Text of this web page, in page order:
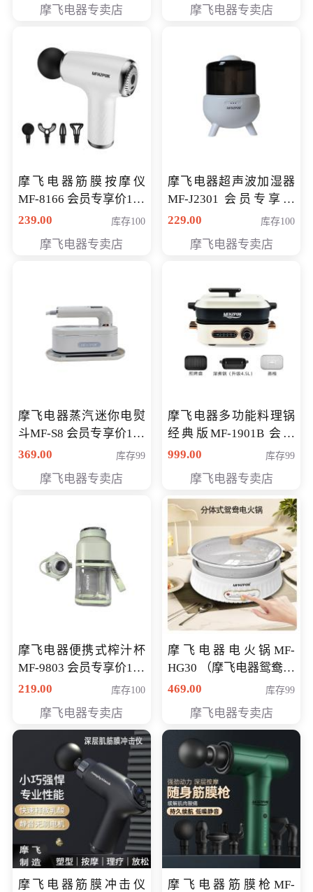
摩飞电器专卖店 摩飞电器专卖店
摩飞电器筋膜按摩仪
MF-8166 会员专享价168
元
239.00 库存100
摩飞电器专卖店
摩飞电器超声波加湿器
MF-J2301 会员专享价
168元
229.00 库存100
摩飞电器专卖店
摩飞电器蒸汽迷你电熨
斗MF-S8 会员专享价168
元
369.00 库存99
摩飞电器专卖店
摩飞电器多功能料理锅
经典版MF-1901B 会员
专享价399元
999.00 库存99
摩飞电器专卖店
摩飞电器便携式榨汁杯
MF-9803 会员专享价138
元
219.00 库存100
摩飞电器专卖店
摩飞电器电火锅MF-
HG30 （摩飞电器鸳鸯锅
MF-HG30 ） 会员专享价
469.00 库存99
摩飞电器专卖店
摩飞电器筋膜冲击仪
摩飞电器筋膜枪MF-